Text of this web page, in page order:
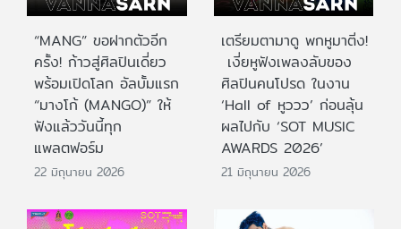
“MANG” ขอฝากตัวอีก
ครั้ง! ก้าวสู่ศิลปินเดี่ยว
พร้อมเปิดโลก อัลบั้มแรก
“มางโก้ (MANGO)” ให้
ฟังแล้ววันนี้ทุก
แพลตฟอร์ม
22 มิถุนายน 2026
เตรียมตามาดู พกหูมาติ่ง!
เงี่ยหูฟังเพลงลับของ
ศิลปินคนโปรด ในงาน
‘Hall of หูววว’ ก่อนลุ้น
ผลไปกับ ‘SOT MUSIC
AWARDS 2026’
21 มิถุนายน 2026